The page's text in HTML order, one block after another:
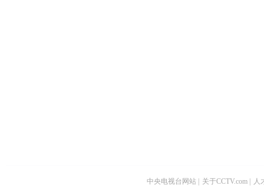
中央电视台网站 关于CCTV.com 人